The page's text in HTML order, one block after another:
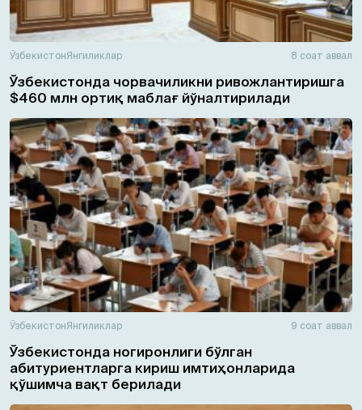
ЎзбекистонЯнгиликлар 8 соат аввал
Ўзбекистонда чорвачиликни ривожлантиришга
$460 млн ортиқ маблағ йўналтирилади
ЎзбекистонЯнгиликлар 9 соат аввал
Ўзбекистонда ногиронлиги бўлган
абитуриентларга кириш имтиҳонларида
қўшимча вақт берилади